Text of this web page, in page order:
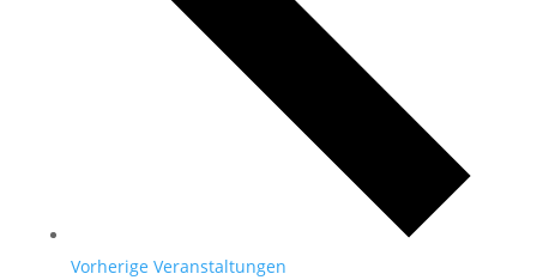
Vorherige Veranstaltungen